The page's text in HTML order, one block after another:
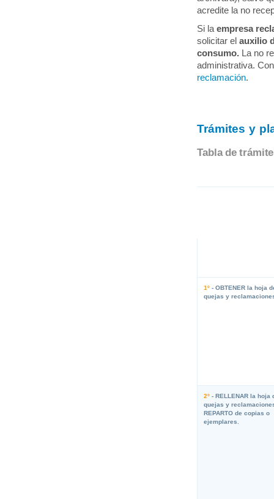
acredite la no
Si laempresa
solicitar elauxilio
consumo. La no
administrativa.
reclamación.
Trámites y
Tabla de
1º - OBTENER la hoja
quejas y
2º - RELLENAR la hoja
quejas y
REPARTO de copias o
ejemplares.